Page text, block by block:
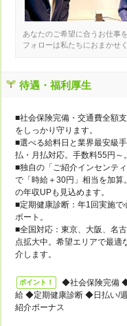
あなたのご希望に合うお仕事
フォローは私たちにおまかせ
待遇・福利厚生
■社会保険完備・交通費全額
をしっかり守ります。
■選べる給料日と業界最安級
払・月払対応。手数料55円～。
■独自の「ご紹介インセンテ
で「時給＋30円」相当を加算
の年収UPも見込めます。
■定期健康診断：年1回実施で
ポート。
■全国対応：東京、大阪、名
点拡大中。希望エリアで最適
介します。
ポイント！
◆社会保険完備
給 ◆定期健康診断 ◆日払い/
紹介ボーナス